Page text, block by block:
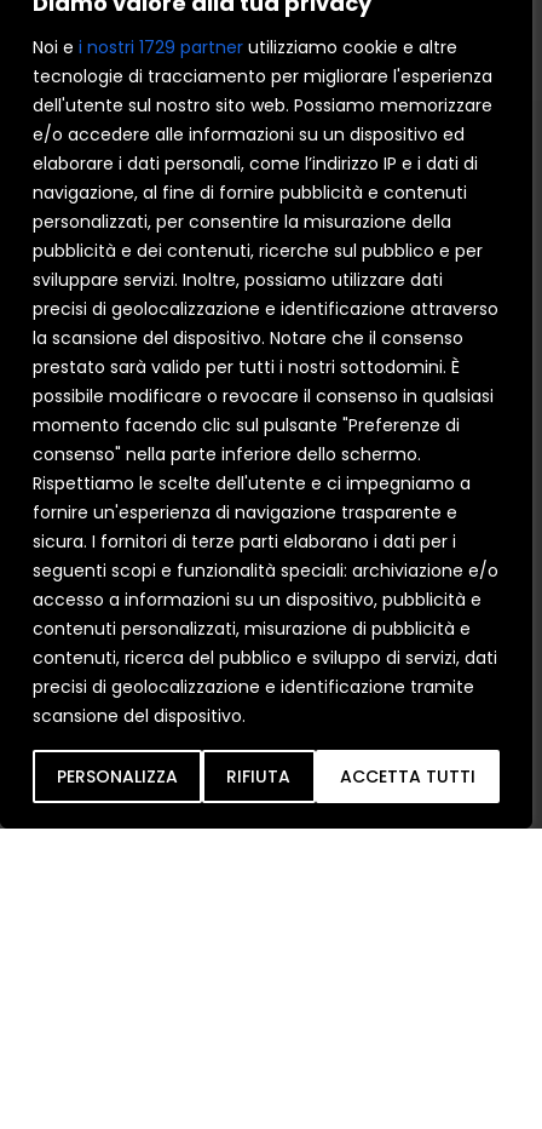
Noi e i nostri 1729 partner utilizziamo cookie e altre
tecnologie di tracciamento per migliorare l'esperienza
dell'utente sul nostro sito web. Possiamo memorizzare
e/o accedere alle informazioni su un dispositivo ed
elaborare i dati personali, come l’indirizzo IP e i dati di
navigazione, al fine di fornire pubblicità e contenuti
personalizzati, per consentire la misurazione della
pubblicità e dei contenuti, ricerche sul pubblico e per
sviluppare servizi. Inoltre, possiamo utilizzare dati
precisi di geolocalizzazione e identificazione attraverso
la scansione del dispositivo. Notare che il consenso
prestato sarà valido per tutti i nostri sottodomini. È
possibile modificare o revocare il consenso in qualsiasi
momento facendo clic sul pulsante "Preferenze di
consenso" nella parte inferiore dello schermo.
Rispettiamo le scelte dell'utente e ci impegniamo a
fornire un'esperienza di navigazione trasparente e
sicura. I fornitori di terze parti elaborano i dati per i
seguenti scopi e funzionalità speciali: archiviazione e/o
accesso a informazioni su un dispositivo, pubblicità e
contenuti personalizzati, misurazione di pubblicità e
contenuti, ricerca del pubblico e sviluppo di servizi, dati
precisi di geolocalizzazione e identificazione tramite
scansione del dispositivo.
PERSONALIZZA RIFIUTA ACCETTA TUTTI
serramenti I Nobili pagandoli la metà. Cerca subito un
rivenditore di serramenti I Nobili!
CERCA SUBITO UN RIVENDITORE DI
SERRAMENTI I NOBILI!
InobIA